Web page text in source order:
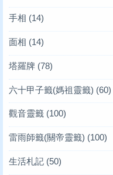
手相 (14)
面相 (14)
塔羅牌 (78)
六十甲子籤(媽祖靈籤) (60)
觀音靈籤 (100)
雷雨師籤(關帝靈籤) (100)
生活札記 (50)